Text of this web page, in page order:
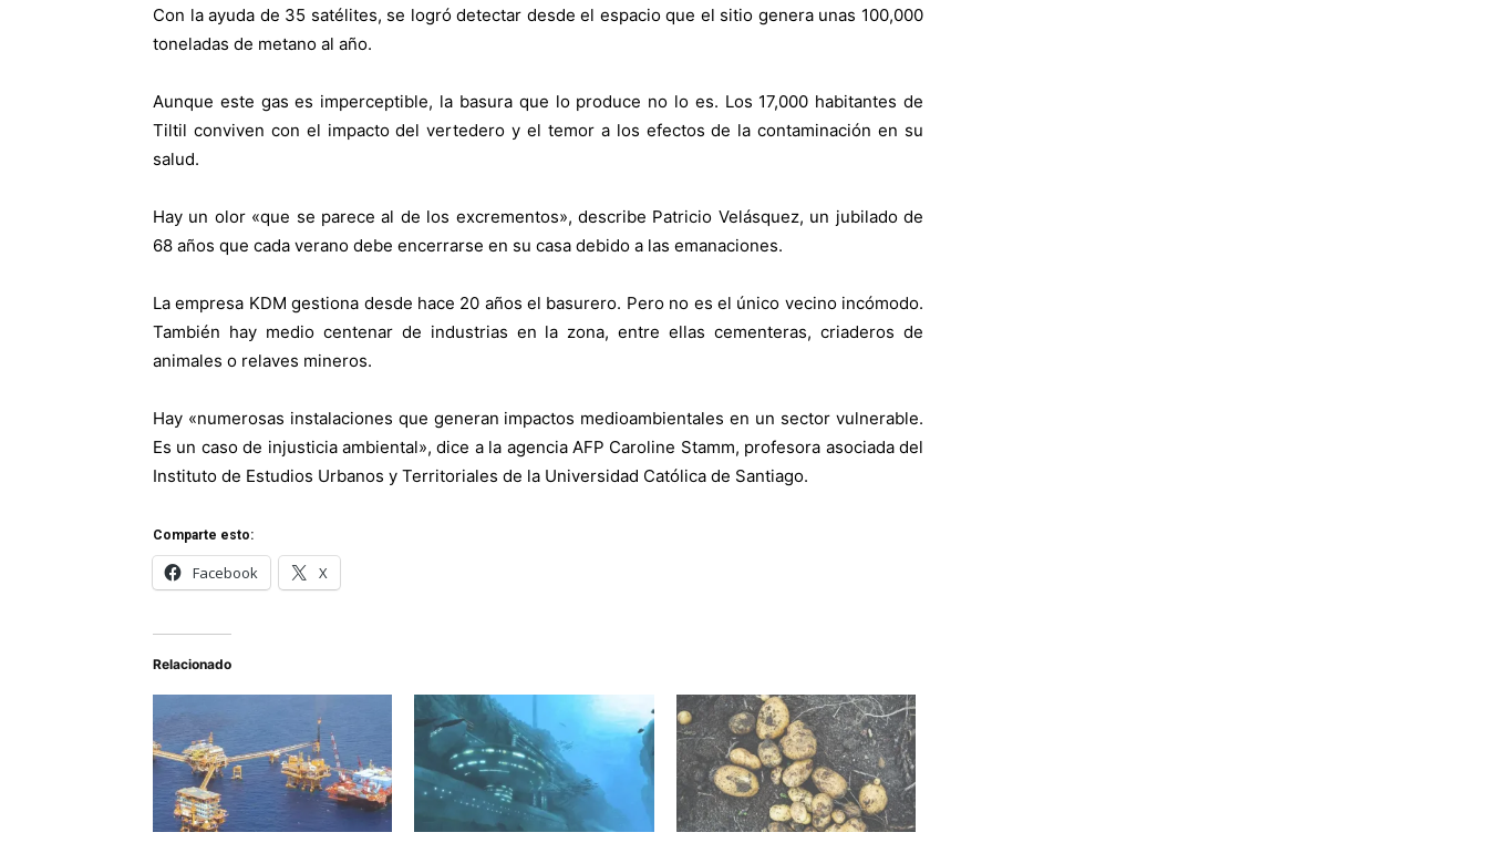
Con la ayuda de 35 satélites, se logró detectar desde el espacio que el sitio genera unas 100,000
toneladas de metano al año.
Aunque este gas es imperceptible, la basura que lo produce no lo es. Los 17,000 habitantes de
Tiltil conviven con el impacto del vertedero y el temor a los efectos de la contaminación en su
salud.
Hay un olor «que se parece al de los excrementos», describe Patricio Velásquez, un jubilado de
68 años que cada verano debe encerrarse en su casa debido a las emanaciones.
La empresa KDM gestiona desde hace 20 años el basurero. Pero no es el único vecino incómodo.
También hay medio centenar de industrias en la zona, entre ellas cementeras, criaderos de
animales o relaves mineros.
Hay «numerosas instalaciones que generan impactos medioambientales en un sector vulnerable.
Es un caso de injusticia ambiental», dice a la agencia AFP Caroline Stamm, profesora asociada del
Instituto de Estudios Urbanos y Territoriales de la Universidad Católica de Santiago.
Comparte esto:
Facebook X
Relacionado